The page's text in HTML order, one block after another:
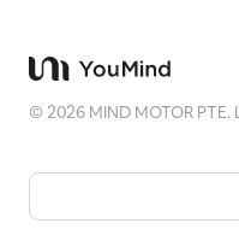
©2026 MIND MOTOR PTE.